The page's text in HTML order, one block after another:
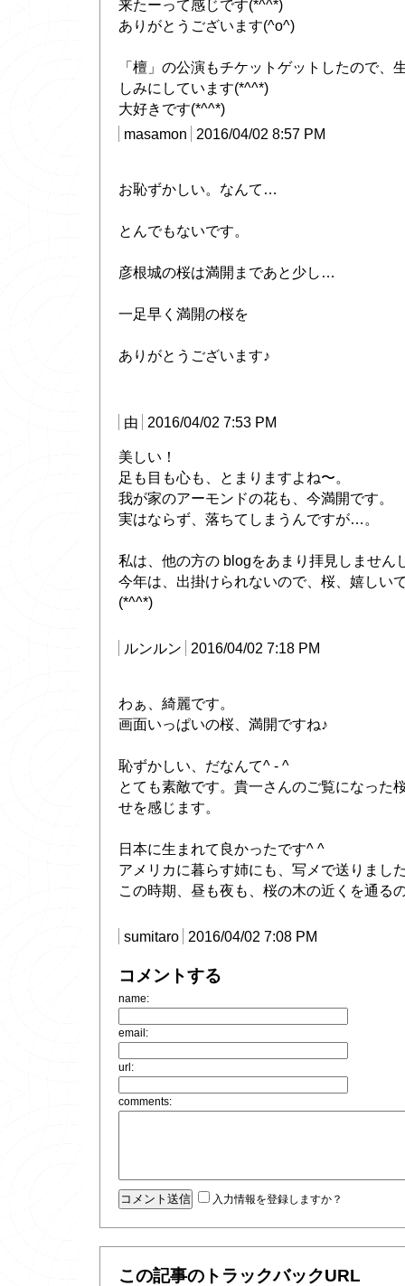
来たーって感じです(*^^*)
ありがとうございます(^o^)
「檀」の公演もチケットゲットしたので、
しみにしています(*^^*)
大好きです(*^^*)
masamon
2016/04/02 8:57 PM
お恥ずかしい。なんて…
とんでもないです。
彦根城の桜は満開まであと少し…
一足早く満開の桜を
ありがとうございます♪
由 2016/04/02 7:53 PM
美しい！
足も目も心も、とまりますよね〜。
我が家のアーモンドの花も、今満開です。
実はならず、落ちてしまうんですが…。
私は、他の方の blogをあまり拝見しません
今年は、出掛けられないので、桜、嬉しい
(*^^*)
ルンルン 2016/04/02 7:18 PM
わぁ、綺麗です。
画面いっぱいの桜、満開ですね♪
恥ずかしい、だなんて^ - ^
とても素敵です。貴一さんのご覧になった
せを感じます。
日本に生まれて良かったです^ ^
アメリカに暮らす姉にも、写メで送りまし
この時期、昼も夜も、桜の木の近くを通る
sumitaro 2016/04/02 7:08 PM
コメントする
name:
email:
url:
comments:
入力情報を登録しますか？
この記事のトラックバックURL